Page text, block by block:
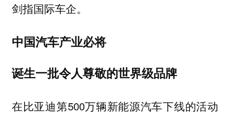
剑指国际车企。
中国汽车产业必将
诞生一批令人尊敬的世界级品牌
在比亚迪第500万辆新能源汽车下线的活动